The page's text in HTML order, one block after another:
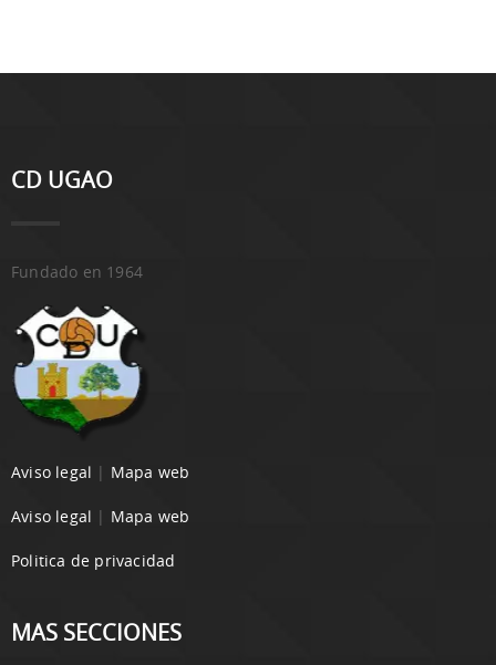
CD UGAO
Fundado en 1964
Aviso legal | Mapa web
Aviso legal | Mapa web
Politica de privacidad
MAS SECCIONES